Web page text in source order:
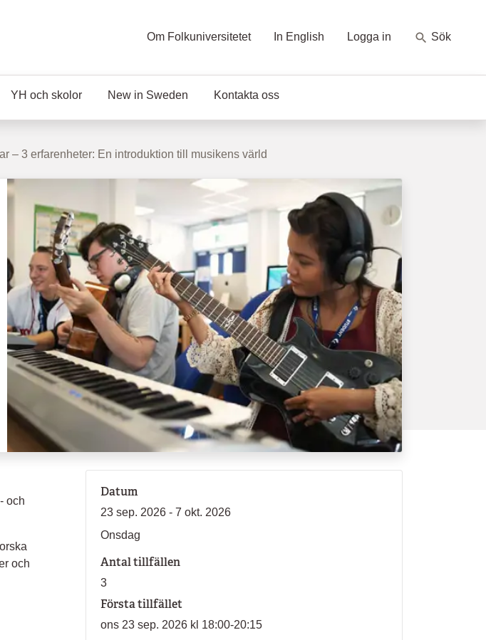
Om Folkuniversitetet In English Logga in Sök
YH och skolor New in Sweden Kontakta oss
– 3 erfarenheter: En introduktion till musikens värld
och
och
Datum
23 sep. 2026 - 7 okt. 2026
Onsdag
Antal tillfällen
3
Första tillfället
ons 23 sep. 2026 kl 18:00-20:15